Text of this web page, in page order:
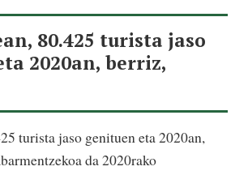
80.425 turista jaso
2020an, berriz,
turista jaso genituen eta 2020an,
da 2020rako